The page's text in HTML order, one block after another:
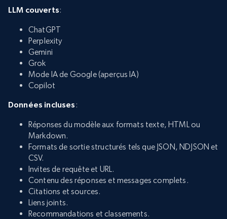
LLM couverts:
ChatGPT
Perplexity
Gemini
Grok
Mode IA de Google (aperçus IA)
Copilot
Données incluses :
Réponses du modèle aux formats texte, HTML ou
Markdown.
Formats de sortie structurés tels que JSON, NDJSON et
CSV.
Invites de requête et URL.
Contenu des réponses et messages complets.
Citations et sources.
Liens joints.
Recommandations et classements.